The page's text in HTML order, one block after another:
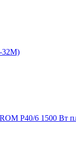
32M)
P40/6 1500 Вт